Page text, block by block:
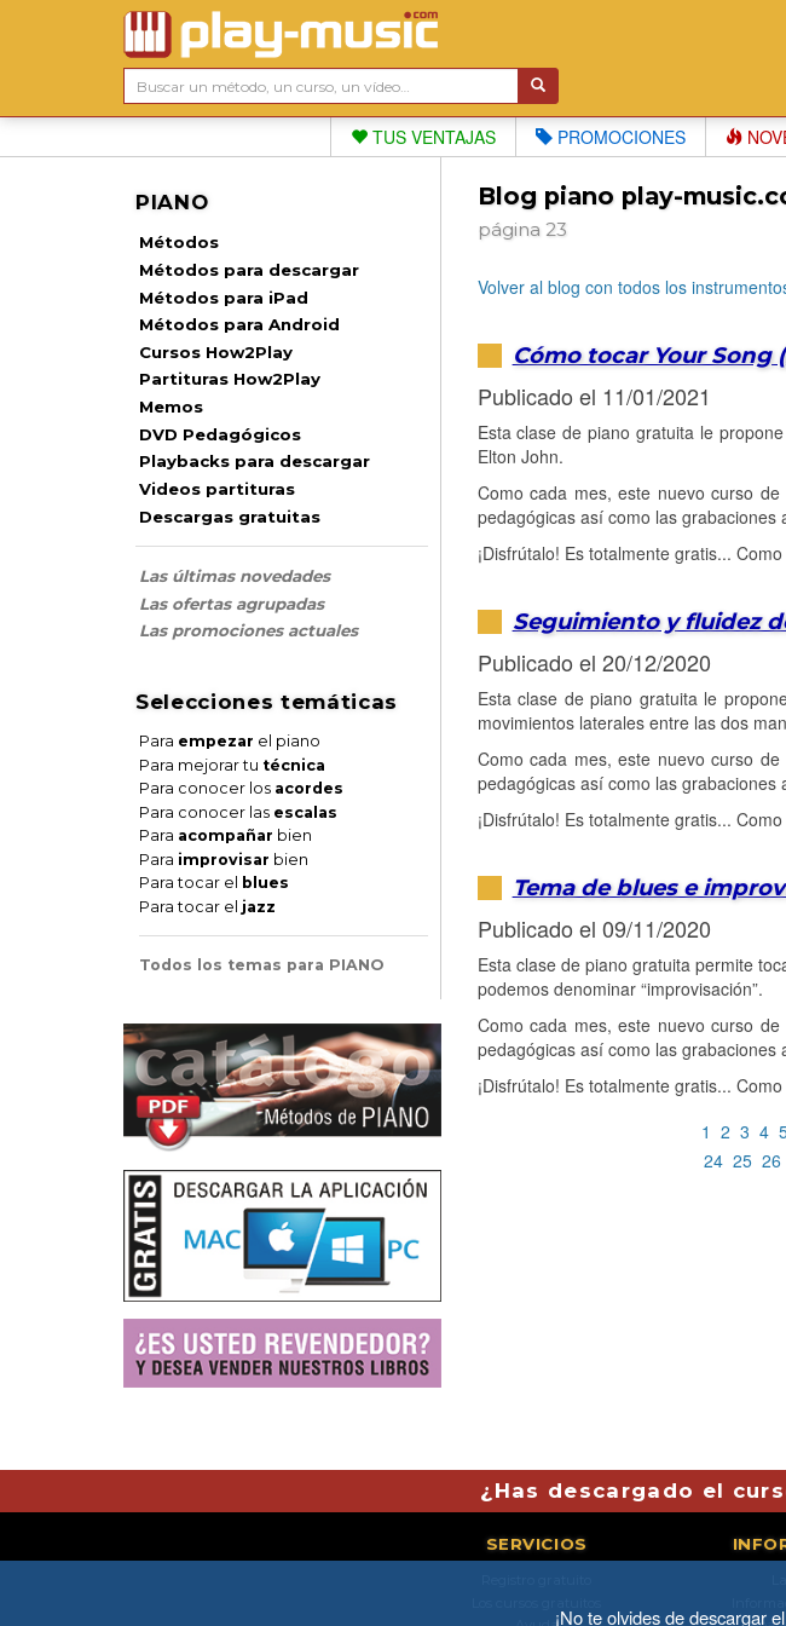
TUS VENTAJAS PROMOCIONES
PIANO
Métodos
Métodos para descargar
Métodos para iPad
Métodos para Android
Cursos How2Play
Partituras How2Play
Memos
DVD Pedagógicos
Playbacks para descargar
Videos partituras
Descargas gratuitas
Las últimas novedades
Las ofertas agrupadas
Las promociones actuales
Selecciones temáticas
Para empezar el piano
Para mejorar tu técnica
Para conocer los acordes
Para conocer las escalas
Para acompañar bien
Para improvisar bien
Para tocar el
blues
Para tocar el jazz
Todos los temas para PIANO
Blog piano play-
página 23
Volver al blog con todos los
Cómo tocar Your Song
Publicado el 11/01/2021
Esta clase de piano gratuita le
Elton John.
Como cada mes, este nuevo curso
pedagógicas así como las
¡Disfrútalo! Es totalmente gratis...
Seguimiento y fluidez
Publicado el 20/12/2020
Esta clase de piano gratuita le
movimientos laterales entre las dos
Como cada mes, este nuevo curso
pedagógicas así como las
¡Disfrútalo! Es totalmente gratis...
Tema de blues e
Publicado el 09/11/2020
Esta clase de piano gratuita permite
podemos denominar “improvisación”.
Como cada mes, este nuevo curso
pedagógicas así como las
¡Disfrútalo! Es totalmente gratis...
1 2 3 4
24 25 26
¿Has descargado el
SERVICIOS
¡No te olvides de descargar el